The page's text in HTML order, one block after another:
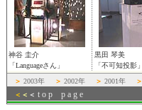
神谷 圭介
「Languageさん」
黒田 琴美
「不可知投影」
＞ 2003年 ＞ 2002年 ＞ 2001年 ＞
＜ ＜ ＜ t o p p a g e